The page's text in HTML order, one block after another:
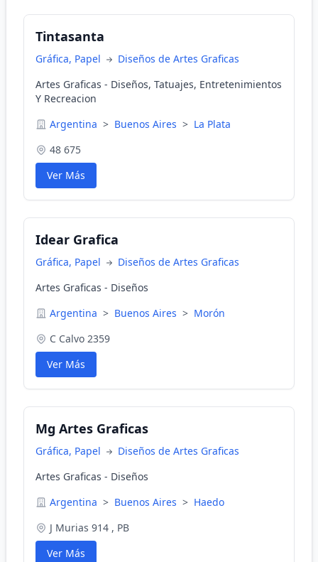
Tintasanta
Gráfica, Papel
Diseños de Artes Graficas
Artes Graficas - Diseños, Tatuajes, Entretenimientos
Y Recreacion
Argentina > Buenos Aires > La Plata
48 675
Ver Más
Idear Grafica
Gráfica, Papel
Diseños de Artes Graficas
Artes Graficas - Diseños
Argentina > Buenos Aires > Morón
C Calvo 2359
Ver Más
Mg Artes Graficas
Gráfica, Papel
Diseños de Artes Graficas
Artes Graficas - Diseños
Argentina > Buenos Aires > Haedo
J Murias 914 , PB
Ver Más